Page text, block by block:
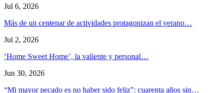
Jul 6, 2026
Más de un centenar de actividades protagonizan el verano…
Jul 2, 2026
‘Home Sweet Home’, la valiente y personal…
Jun 30, 2026
“Mi mayor pecado es no haber sido feliz”: cuarenta años sin…